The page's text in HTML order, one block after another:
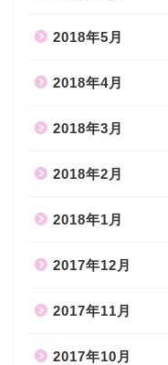
2018年5月
2018年4月
2018年3月
2018年2月
2018年1月
2017年12月
2017年11月
2017年10月